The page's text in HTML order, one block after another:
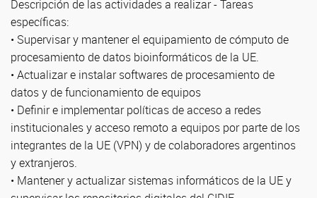
Descripción de las actividades a realizar - Tareas
específicas:
• Supervisar y mantener el equipamiento de cómputo de
procesamiento de datos bioinformáticos de la UE.
• Actualizar e instalar softwares de procesamiento de
datos y de funcionamiento de equipos
• Definir e implementar políticas de acceso a redes
institucionales y acceso remoto a equipos por parte de los
integrantes de la UE (VPN) y de colaboradores argentinos
y extranjeros.
• Mantener y actualizar sistemas informáticos de la UE y